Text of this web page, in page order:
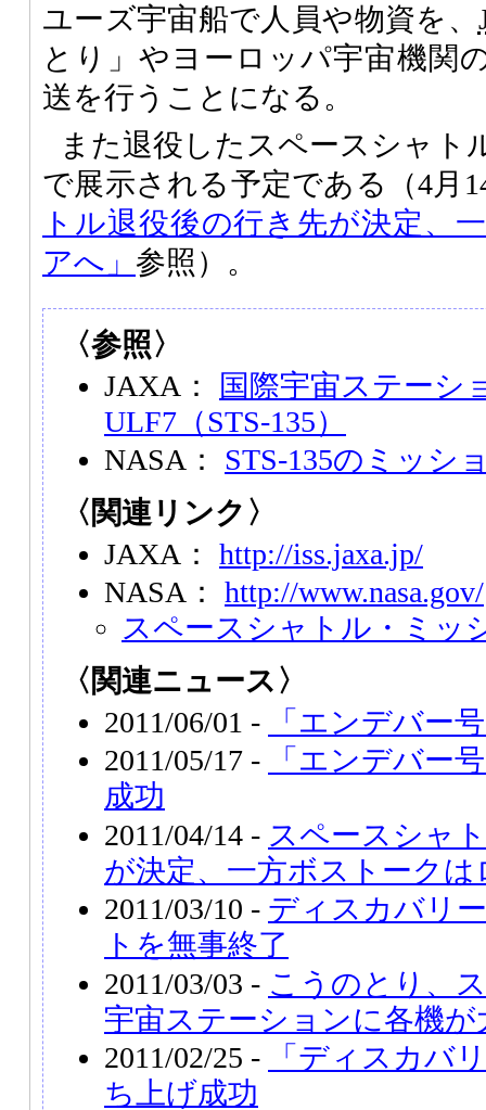
ユーズ宇宙船で人員や物資を、
とり」やヨーロッパ宇宙機関
送を行うことになる。
また退役したスペースシャト
で展示される予定である（4月
トル退役後の行き先が決定、
アへ」 参照）。
〈参照〉
JAXA：
国際宇宙ステーシ
ULF7（STS-135）
NASA： STS-135のミッシ
〈関連リンク〉
JAXA： http://iss.jaxa.jp/
NASA： http://www.nasa.gov/
スペースシャトル・ミッ
〈関連ニュース〉
2011/06/01 -
「エンデバー
2011/05/17 -
「エンデバー
成功
2011/04/14 - スペースシャ
が決定、一方ボストークは
2011/03/10 - ディスカバリ
トを無事終了
2011/03/03 - こうのとり、
宇宙ステーションに各機が
2011/02/25 -
「ディスカバ
ち上げ成功